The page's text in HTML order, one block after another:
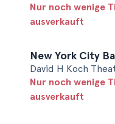
Nur noch wenige
ausverkauft
New York City
David H Koch
Nur noch wenige
ausverkauft